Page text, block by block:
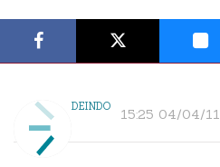
DEINDO 15:25 04/04/11